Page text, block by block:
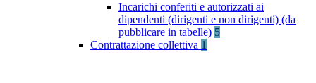
Incarichi conferiti e autorizzati ai
dipendenti (dirigenti e non dirigenti) (da
pubblicare in tabelle) 5
Contrattazione collettiva 1